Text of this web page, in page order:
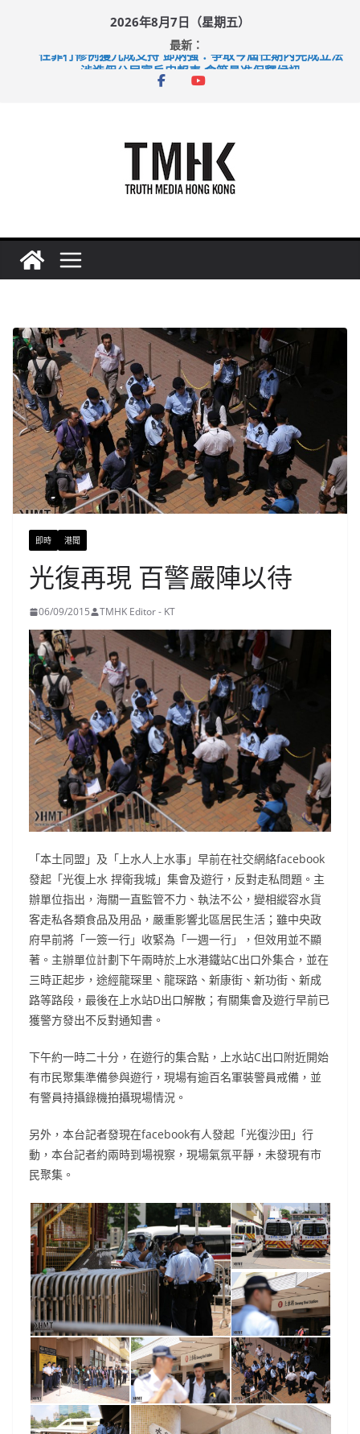
content
2026年8月7日（星期五）
最新：
性罪行修例獲九成支持 鄧炳強：爭取今屆任期內完成立法
涉造假公屋富戶申報表 倉管員准保釋候訊
即時 港聞
光復再現 百警嚴陣以待
06/09/2015 TMHK Editor - KT
「本土同盟」及「上水人上水事」早前在社交網絡facebook
發起「光復上水 捍衛我城」集會及遊行，反對走私問題。主
辦單位指出，海關一直監管不力、執法不公，變相縱容水貨
客走私各類食品及用品，嚴重影響北區居民生活；雖中央政
府早前將「一簽一行」收緊為「一週一行」，但效用並不顯
著。主辦單位計劃下午兩時於上水港鐵站C出口外集合，並在
三時正起步，途經龍琛里、龍琛路、新康街、新功街、新成
路等路段，最後在上水站D出口解散；有關集會及遊行早前已
獲警方發出不反對通知書。
下午約一時二十分，在遊行的集合點，上水站C出口附近開始
有市民聚集準備參與遊行，現場有逾百名軍裝警員戒備，並
有警員持攝錄機拍攝現場情況。
另外，本台記者發現在facebook有人發起「光復沙田」行
動，本台記者約兩時到場視察，現場氣氛平靜，未發現有市
民聚集。